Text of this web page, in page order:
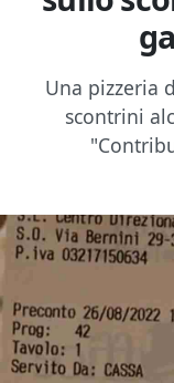
Una pizzeria
scontrini